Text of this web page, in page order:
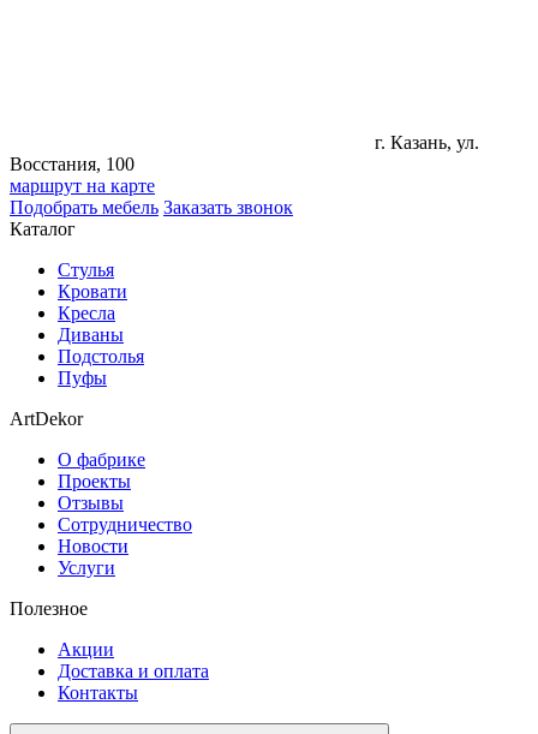
г. Казань, ул.
Восстания, 100
маршрут на карте
Подобрать мебель Заказать звонок
Каталог
Стулья
Кровати
Кресла
Диваны
Подстолья
Пуфы
ArtDekor
О фабрике
Проекты
Отзывы
Сотрудничество
Новости
Услуги
Полезное
Акции
Доставка и оплата
Контакты